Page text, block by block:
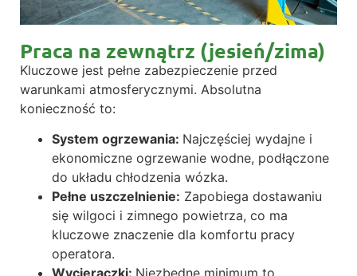
Praca na zewnątrz (jesień/zima)
Kluczowe jest pełne zabezpieczenie przed
warunkami atmosferycznymi. Absolutna
konieczność to:
System ogrzewania: Najczęściej wydajne i
ekonomiczne ogrzewanie wodne, podłączone
do układu chłodzenia wózka.
Pełne uszczelnienie: Zapobiega dostawaniu
się wilgoci i zimnego powietrza, co ma
kluczowe znaczenie dla komfortu pracy
operatora.